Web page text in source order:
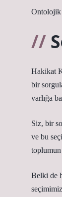
Ontolojik
Hakikat
bir
varlığa
Siz, bir
ve bu
toplumun
Belki de